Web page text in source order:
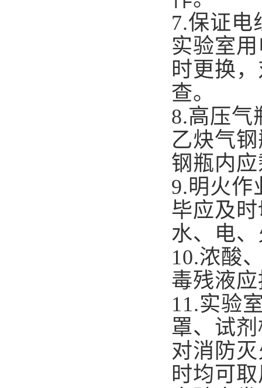
7.保证电
实验室
时更换
查。
8.高压气
乙炔气
钢瓶内
9.明火作
毕应及
水、电
10.浓酸
毒残液
11.实验
罩、试
对消防
时均可